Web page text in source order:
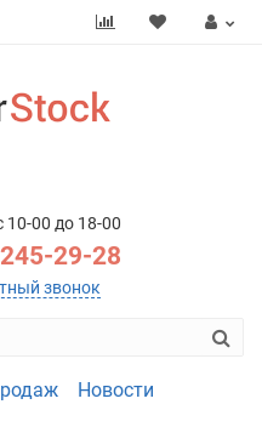
10-00 до 18-00
245-29-28
звонок
Новости